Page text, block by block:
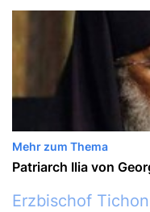
Mehr zum Thema
Patriarch Ilia von
Erzbischof